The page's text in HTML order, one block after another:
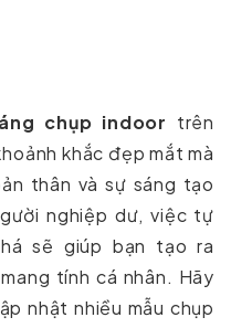
chụp indoor trên
khắc đẹp mắt mà
thân và sự sáng tạo
nghiệp dư, việc tự
sẽ giúp bạn tạo ra
tính cá nhân. Hãy
nhật nhiều mẫu chụp